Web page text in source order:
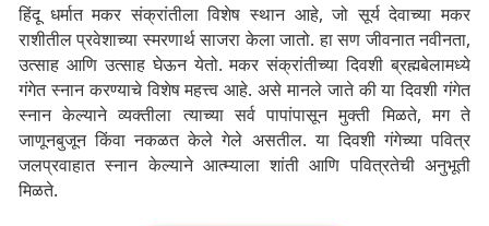
हिंदू धर्मात मकर संक्रांतीला विशेष स्थान आहे, जो सूर्य देवाच्या मकर
राशीतील प्रवेशाच्या स्मरणार्थ साजरा केला जातो. हा सण जीवनात नवीनता,
उत्साह आणि उत्साह घेऊन येतो. मकर संक्रांतीच्या दिवशी ब्रह्मबेलामध्ये
गंगेत स्नान करण्याचे विशेष महत्त्व आहे. असे मानले जाते की या दिवशी गंगेत
स्नान केल्याने व्यक्तीला त्याच्या सर्व पापांपासून मुक्ती मिळते, मग ते
जाणूनबुजून किंवा नकळत केले गेले असतील. या दिवशी गंगेच्या पवित्र
जलप्रवाहात स्नान केल्याने आत्म्याला शांती आणि पवित्रतेची अनुभूती
मिळते.